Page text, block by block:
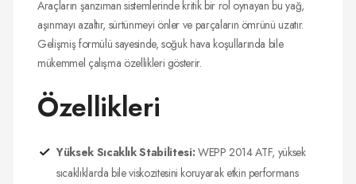
Araçların şanzıman sistemlerinde kritik bir rol oynayan bu yağ,
aşınmayı azaltır, sürtünmeyi önler ve parçaların ömrünü uzatır.
Gelişmiş formülü sayesinde, soğuk hava koşullarında bile
mükemmel çalışma özellikleri gösterir.
Özellikleri
Yüksek Sıcaklık Stabilitesi: WEPP 2014 ATF, yüksek
sıcaklıklarda bile viskozitesini koruyarak etkin performans